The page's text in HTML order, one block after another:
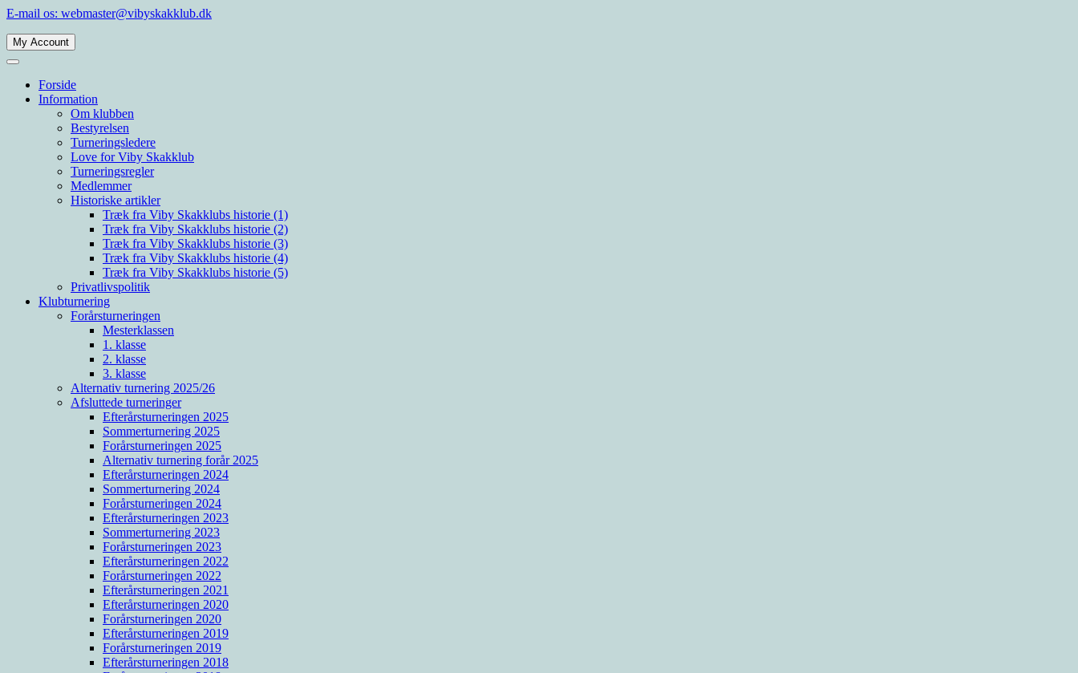
Spring
indhold
E-mail os: webmaster@vibyskakklub.dk
Viby Skakklub
Velkommen til Viby Skakklubs hjemmeside. Viby Skakklub er en af Århus' og Danmarks største skakklubber med spillere i alle styrkelag.
My Account
Forside
Information
Om klubben
Bestyrelsen
Turneringsledere
Love for Viby Skakklub
Turneringsregler
Medlemmer
Historiske artikler
Træk fra Viby Skakklubs historie (1)
Træk fra Viby Skakklubs historie (2)
Træk fra Viby Skakklubs historie (3)
Træk fra Viby Skakklubs historie (4)
Træk fra Viby Skakklubs historie (5)
Privatlivspolitik
Klubturnering
Forårsturneringen
Mesterklassen
1. klasse
2. klasse
3. klasse
Alternativ turnering 2025/26
Afsluttede turneringer
Efterårsturneringen 2025
Sommerturnering 2025
Forårsturneringen 2025
Alternativ turnering forår 2025
Efterårsturneringen 2024
Sommerturnering 2024
Forårsturneringen 2024
Efterårsturneringen 2023
Sommerturnering 2023
Forårsturneringen 2023
Efterårsturneringen 2022
Forårsturneringen 2022
Efterårsturneringen 2021
Efterårsturneringen 2020
Forårsturneringen 2020
Efterårsturneringen 2019
Forårsturneringen 2019
Efterårsturneringen 2018